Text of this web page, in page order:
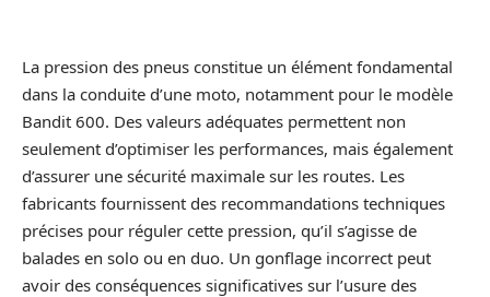
La pression des pneus constitue un élément fondamental
dans la conduite d’une moto, notamment pour le modèle
Bandit 600. Des valeurs adéquates permettent non
seulement d’optimiser les performances, mais également
d’assurer une sécurité maximale sur les routes. Les
fabricants fournissent des recommandations techniques
précises pour réguler cette pression, qu’il s’agisse de
balades en solo ou en duo. Un gonflage incorrect peut
avoir des conséquences significatives sur l’usure des